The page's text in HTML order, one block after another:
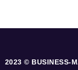
2023 © BUSINESS-